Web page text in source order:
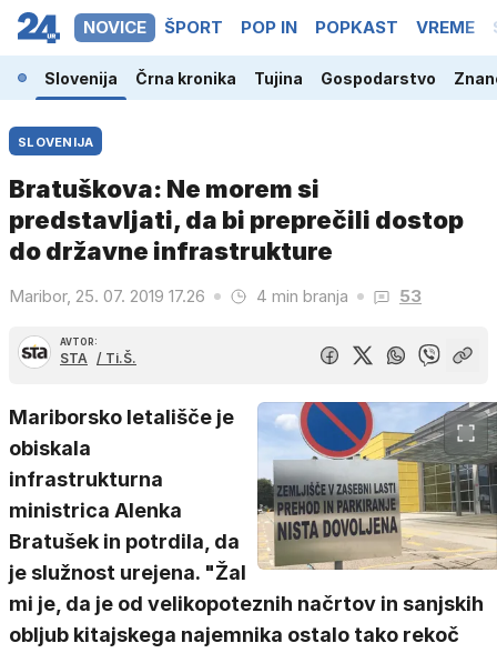
NOVICE ŠPORT POP IN POPKAST VREME
Slovenija Črna kronika Tujina Gospodarstvo
SLOVENIJA
Bratuškova: Ne morem si
predstavljati, da bi preprečili dostop
do državne infrastrukture
Maribor, 25. 07. 2019 17.26 4 min branja 53
AVTOR:
STA / Ti.Š.
Mariborsko letališče je
obiskala
infrastrukturna
ministrica Alenka
Bratušek in potrdila, da
je služnost urejena. "Žal
mi je, da je od velikopoteznih načrtov in sanjskih
obljub kitajskega najemnika ostalo tako rekoč